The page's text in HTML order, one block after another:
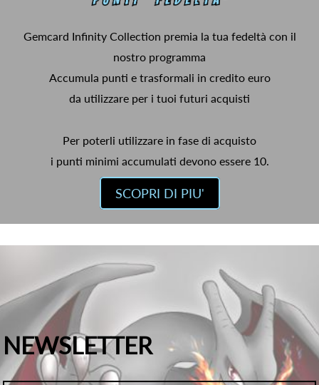
Gemcard Infinity Collection premia la tua fedeltà con il
nostro programma
Accumula punti e trasformali in credito euro
da utilizzare per i tuoi futuri acquisti
Per poterli utilizzare in fase di acquisto
i punti minimi accumulati devono essere 10.
SCOPRI DI PIU'
NEWSLETTER